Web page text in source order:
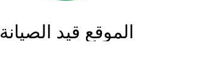
الموقع قيد الصيانة